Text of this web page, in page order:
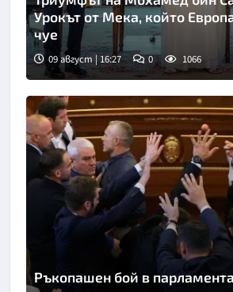
Урокът от Мека, който
чуе
09 август | 16:27 0 1066
Ръкопашен бой в